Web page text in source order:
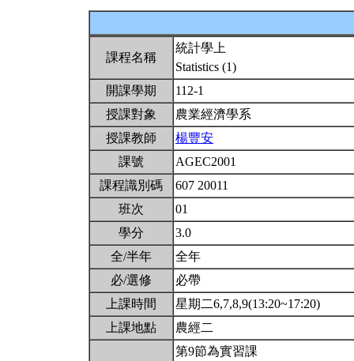
課程名稱
統計學上
Statistics (1)
開課學期
112-1
授課對象
農業經濟學系
授課教師
楊豐安
課號
AGEC2001
課程識別碼
607 20011
班次
01
學分
3.0
全/半年
全年
必/選修
必帶
上課時間
星期二6,7,8,9(13:20~17:20)
上課地點
農經二
第9節為實習課